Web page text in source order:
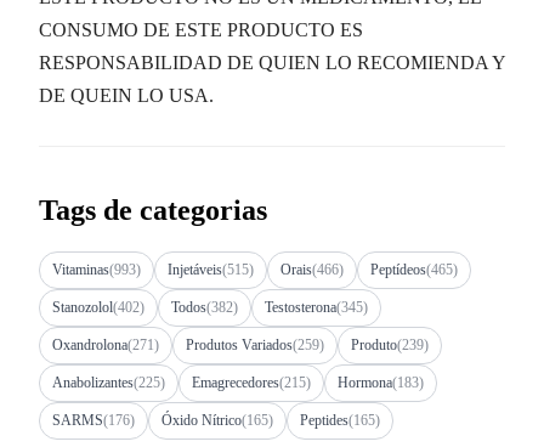
CONSUMO DE ESTE PRODUCTO ES
RESPONSABILIDAD DE QUIEN LO RECOMIENDA Y
DE QUEIN LO USA.
Tags de categorias
Vitaminas(993) Injetáveis(515) Orais(466) Peptídeos(465)
Stanozolol(402) Todos(382) Testosterona(345)
Oxandrolona(271) Produtos Variados(259) Produto(239)
Anabolizantes(225) Emagrecedores(215) Hormona(183)
SARMS(176) Óxido Nítrico(165) Peptides(165)